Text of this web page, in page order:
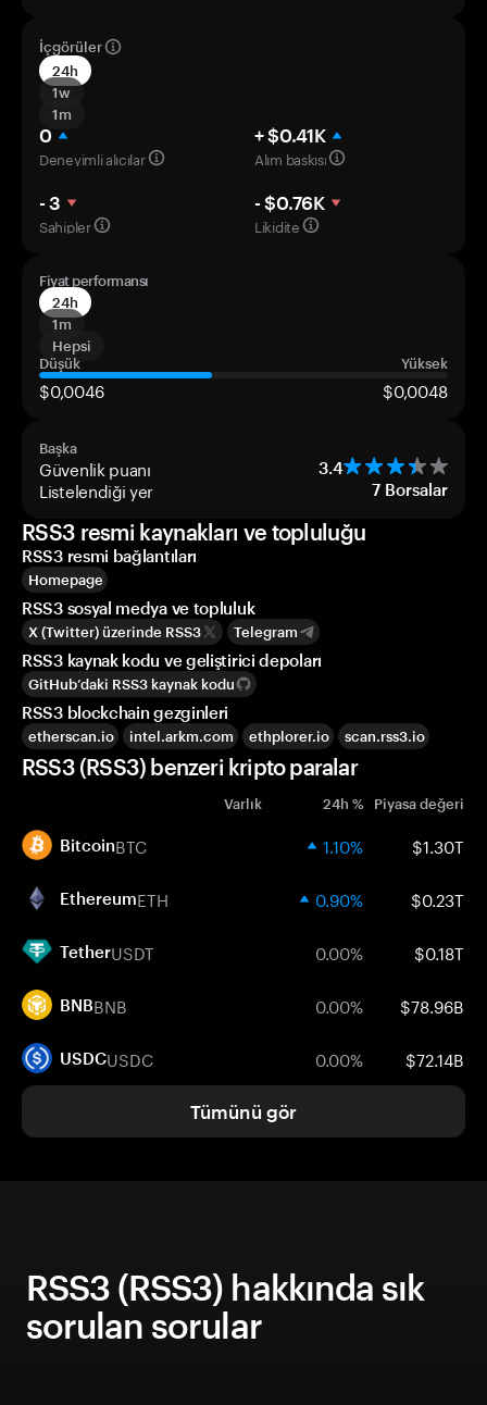
İçgörüler
24h
1w
1m
0
Deneyimli alıcılar
+ $0.41K
Alım baskısı
- 3
Sahipler
- $0.76K
Likidite
Fiyat performansı
24h
1m
Hepsi
Düşük
Yüksek
$0,0046 $0,0048
Başka
Güvenlik puanı 3.4
Listelendiği yer 7 Borsalar
RSS3 resmi kaynakları ve topluluğu
RSS3 resmi bağlantıları
Homepage
RSS3 sosyal medya ve topluluk
X (Twitter) üzerinde RSS3 Telegram
RSS3 kaynak kodu ve geliştirici depoları
GitHub’daki RSS3 kaynak kodu
RSS3 blockchain gezginleri
etherscan.io intel.arkm.com ethplorer.io scan.rss3.io
RSS3 (RSS3) benzeri kripto paralar
Varlık 24h % Piyasa değeri
BitcoinBTC 1.10% $1.30T
EthereumETH 0.90% $0.23T
TetherUSDT 0.00% $0.18T
BNBBNB 0.00% $78.96B
USDCUSDC 0.00% $72.14B
Tümünü gör
RSS3 (RSS3) hakkında sık
sorulan sorular